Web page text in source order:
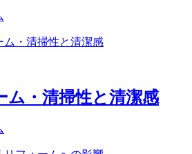
ム・清掃性と清潔感